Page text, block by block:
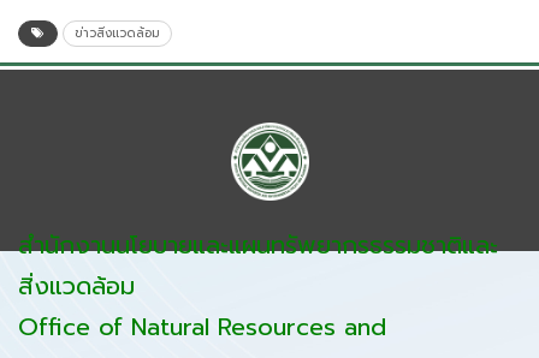
ข่าวสิ่งแวดล้อม
สำนักงานนโยบายและแผนทรัพยากรธรรมชาติและ
สิ่งแวดล้อม
Office of Natural Resources and